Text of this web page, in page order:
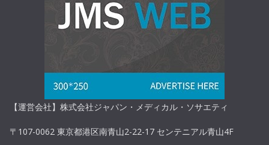
【運営会社】株式会社ジャパン・メディカル・ソサエティ
〒107-0062 東京都港区南青山2-22-17 センテニアル青山4F